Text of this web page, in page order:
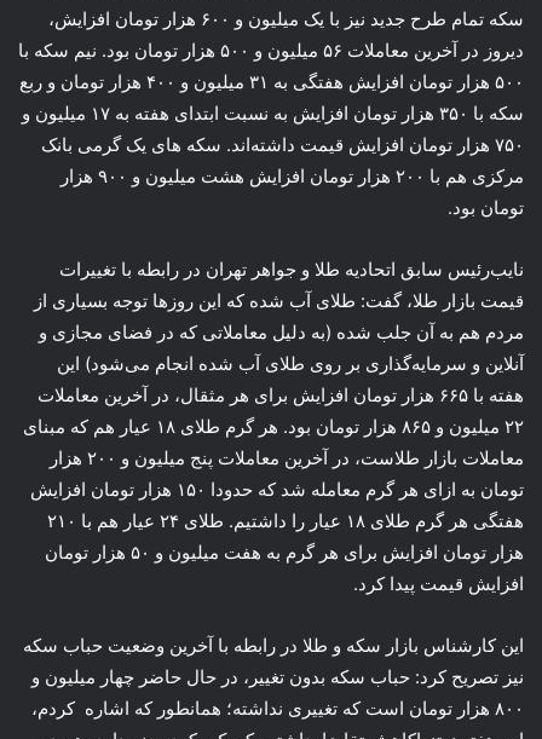
سکه تمام طرح جدید نیز با یک میلیون و ۶٠٠ هزار تومان افزایش،
دیروز در آخرین معاملات ۵۶ میلیون و ۵۰۰ هزار تومان بود. نیم سکه با
۵۰۰ هزار تومان افزایش هفتگی به ۳۱ میلیون و ۴٠٠ هزار تومان و ربع
سکه با ۳۵۰ هزار تومان افزایش به نسبت ابتدای هفته به ۱۷ میلیون و
۷۵۰ هزار تومان افزایش قیمت داشته‌اند. سکه های یک گرمی بانک
مرکزی هم با ۲۰۰ هزار تومان افزایش هشت میلیون و ۹۰۰ هزار
تومان بود.
نایب‌رئیس سابق اتحادیه طلا و جواهر تهران در رابطه با تغییرات
قیمت بازار طلا، گفت: طلای آب شده که این روزها توجه بسیاری از
مردم هم به آن جلب شده (به دلیل معاملاتی که در فضای مجازی و
آنلاین و سرمایه‌گذاری بر روی طلای آب شده انجام می‌شود) این
هفته با ۶۶۵ هزار تومان افزایش برای هر مثقال، در آخرین معاملات
۲۲ میلیون و ۸۶۵ هزار تومان بود. هر گرم طلای ۱۸ عیار هم که مبنای
معاملات بازار طلاست، در آخرین معاملات پنج میلیون و ٢٠٠ هزار
تومان به ازای هر گرم معامله شد که حدودا ١۵٠ هزار تومان افزایش
هفتگی هر گرم طلای ۱۸ عیار را داشتیم. طلای ۲۴ عیار هم با ۲۱۰
هزار تومان افزایش برای هر گرم به هفت میلیون و ۵۰ هزار تومان
افزایش قیمت پیدا کرد.
این کارشناس بازار سکه و طلا در رابطه با آخرین وضعیت حباب سکه
نیز تصریح کرد: حباب سکه بدون تغییر، در حال حاضر چهار میلیون و
۸۰۰ هزار تومان است که تغییری نداشته؛ همانطور که اشاره کردم،